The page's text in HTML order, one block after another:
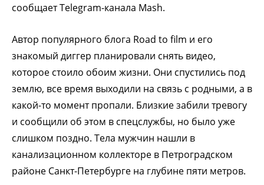
сообщает Telegram-канала Mash.
Автор популярного блога Road to film и его
знакомый диггер планировали снять видео,
которое стоило обоим жизни. Они спустились под
землю, все время выходили на связь с родными, а в
какой-то момент пропали. Близкие забили тревогу
и сообщили об этом в спецслужбы, но было уже
слишком поздно. Тела мужчин нашли в
канализационном коллекторе в Петроградском
районе Санкт-Петербурге на глубине пяти метров.